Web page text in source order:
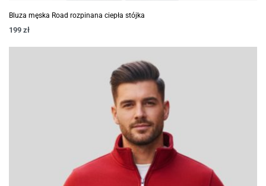
Bluza męska Road rozpinana ciepła stójka
199 zł